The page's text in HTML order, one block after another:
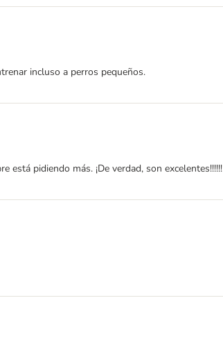
incluso a perros pequeños.
está pidiendo más. ¡De verdad, son excelentes!!!!!!